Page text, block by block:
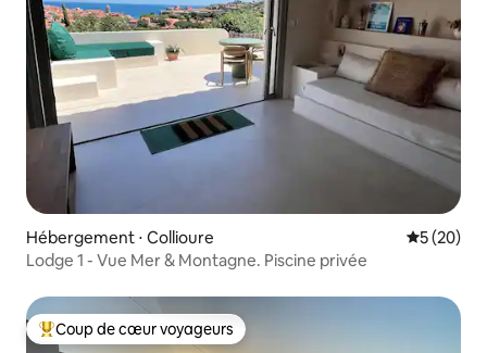
Hébergement ⋅ Collioure
5 (20)
Lodge 1 - Vue Mer & Montagne. Piscine privée
Coups de cœur voyageurs les plus appréciés
Coup de cœur voyageurs